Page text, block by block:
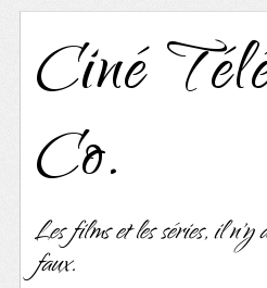
Ciné
Co.
Les films et les séries, il
faux.